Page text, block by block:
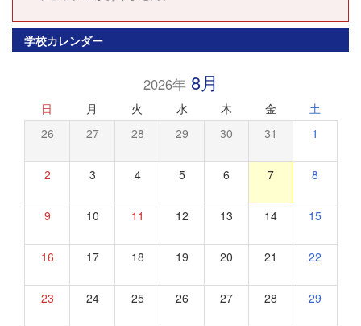
学校カレンダー
2026年8月
日 月 火 水 木 金 土
26 27 28 29 30 31 1
2 3 4 5 6 7 8
9 10 11 12 13 14 15
16 17 18 19 20 21 22
23 24 25 26 27 28 29